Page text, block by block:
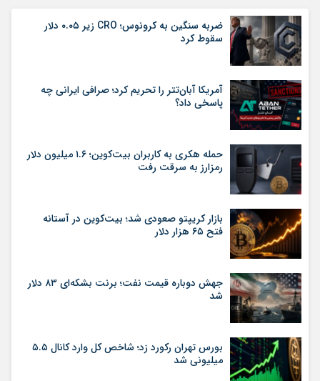
ضربه سنگین به کرونوس؛ CRO زیر ۰.۰۵ دلار
سقوط کرد
آمریکا آبان‌تتر را تحریم کرد؛ صرافی ایرانی چه
پاسخی داد؟
حمله هکری به کاربران بیت‌کوین؛ ۱.۶ میلیون دلار
رمزارز به سرقت رفت
بازار کریپتو صعودی شد؛ بیت‌کوین در آستانه
فتح ۶۵ هزار دلار
جهش دوباره قیمت نفت؛ برنت بشکه‌ای ۸۳ دلار
شد
بورس تهران رکورد زد؛ شاخص کل وارد کانال ۵.۵
میلیونی شد